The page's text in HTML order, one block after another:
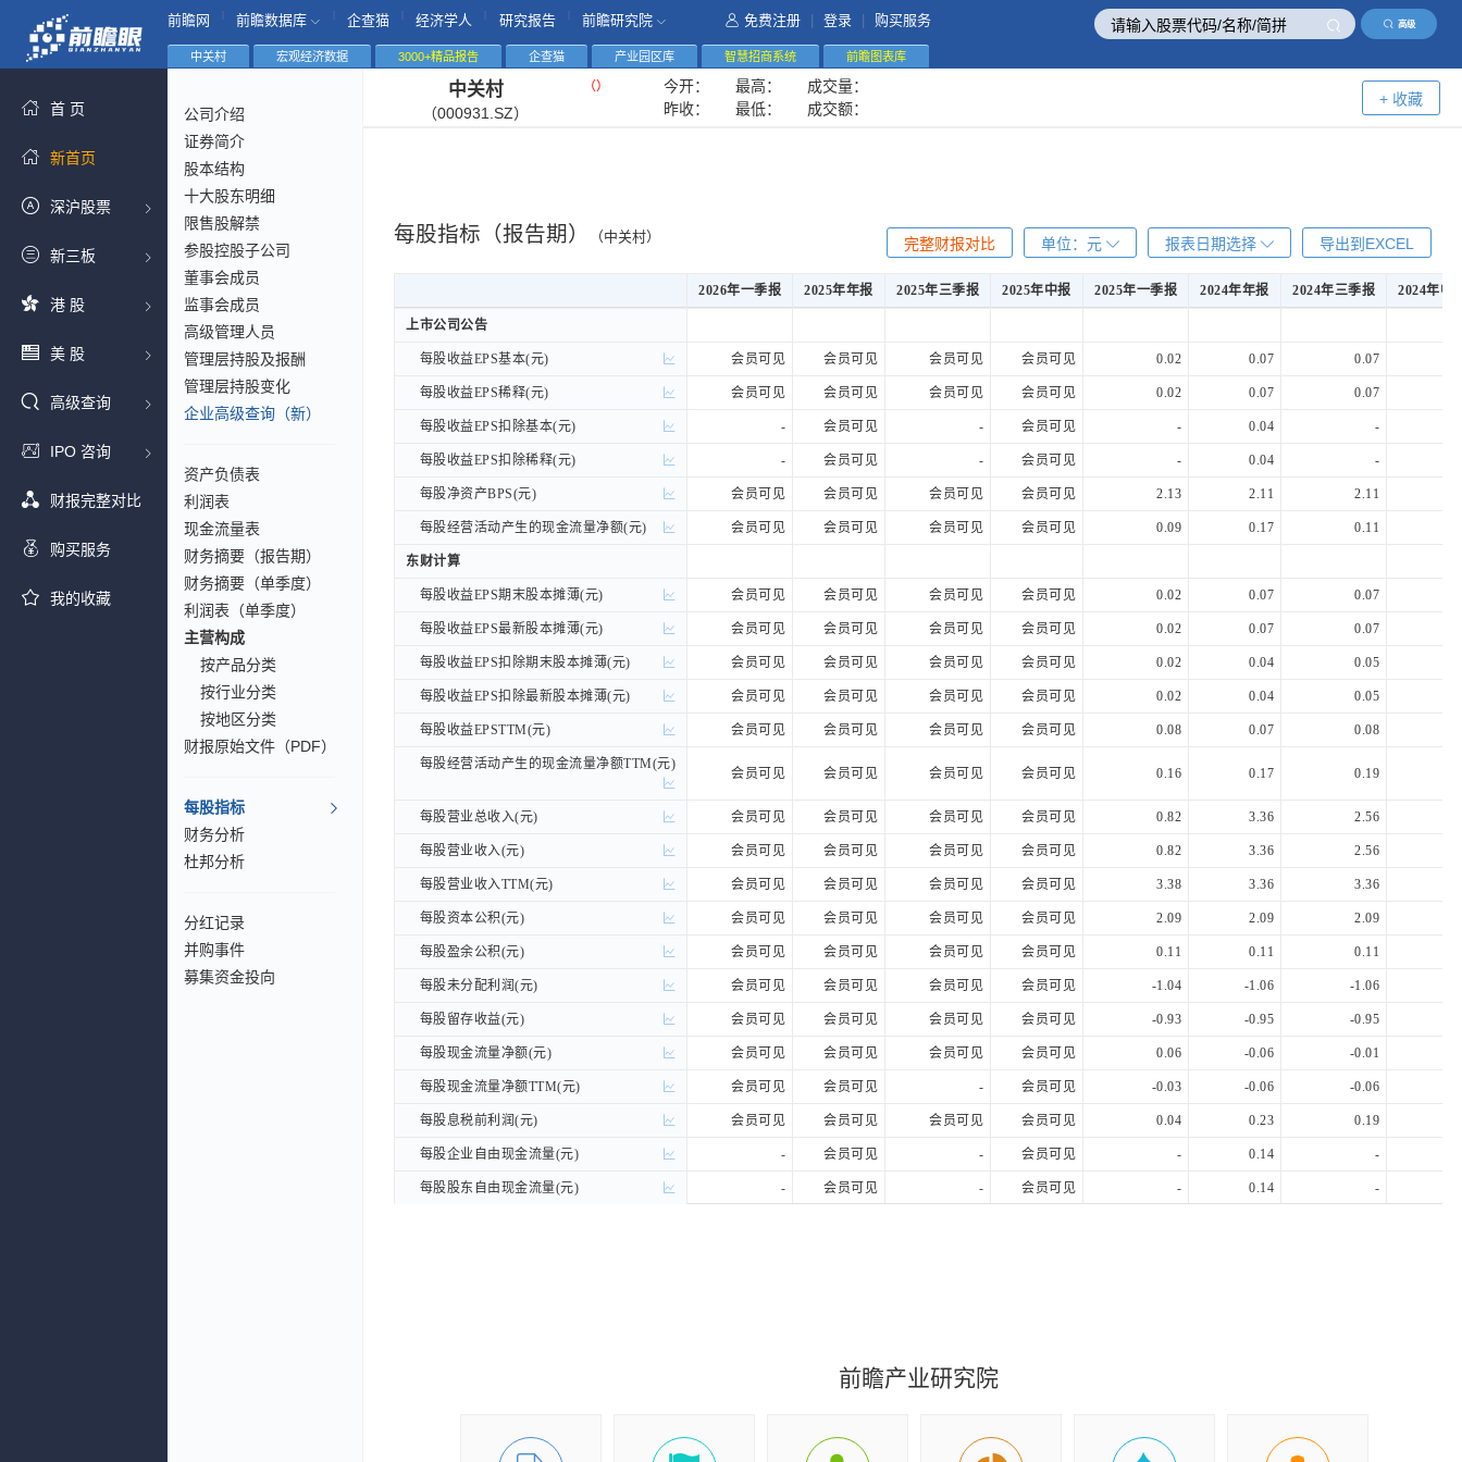
高级
前瞻网 前瞻数据库 企查猫 经济学人 研究报告 前瞻研究院 免费注册 登录 购买服务
首 页
新首页
深沪股票
新三板
港 股
美 股
高级查询
IPO 咨询
财报完整对比
购买服务
我的收藏
中关村 宏观经济数据 3000+精品报告 企查猫 产业园区库 智慧招商系统 前瞻图表库
公司介绍
证券简介
股本结构
十大股东明细
限售股解禁
参股控股子公司
董事会成员
监事会成员
高级管理人员
管理层持股及报酬
管理层持股变化
企业高级查询（新）
资产负债表
利润表
现金流量表
财务摘要（报告期）
财务摘要（单季度）
利润表（单季度）
主营构成
按产品分类
按行业分类
按地区分类
财报原始文件（PDF）
每股指标
财务分析
杜邦分析
分红记录
并购事件
募集资金投向
中关村
（000931.SZ）
（） 今开： 最高：
成交量：
昨收：
最低： 成交额：
+ 收藏
每股指标（报告期） （中关村） 导出到EXCEL
报表日期选择
单位： 元
完整财报对比
2026年一季报 2025年年报 2025年三季报 2025年中报 2025年一季报 2024年年报 2024年三季报
2024年中
上市公司公告
每股收益EPS基本(元) 会员可见 会员可见 会员可见 会员可见 0.02 0.07 0.07
每股收益EPS稀释(元) 会员可见 会员可见 会员可见 会员可见 0.02 0.07 0.07
每股收益EPS扣除基本(元) - 会员可见 - 会员可见 - 0.04 -
每股收益EPS扣除稀释(元) - 会员可见 - 会员可见 - 0.04 -
每股净资产BPS(元) 会员可见 会员可见 会员可见 会员可见 2.13 2.11 2.11
每股经营活动产生的现金流量净额(元) 会员可见 会员可见 会员可见 会员可见 0.09 0.17 0.11
东财计算
每股收益EPS期末股本摊薄(元) 会员可见 会员可见 会员可见 会员可见 0.02 0.07 0.07
每股收益EPS最新股本摊薄(元) 会员可见 会员可见 会员可见 会员可见 0.02 0.07 0.07
每股收益EPS扣除期末股本摊薄(元) 会员可见 会员可见 会员可见 会员可见 0.02 0.04 0.05
每股收益EPS扣除最新股本摊薄(元) 会员可见 会员可见 会员可见 会员可见 0.02 0.04 0.05
每股收益EPSTTM(元) 会员可见 会员可见 会员可见 会员可见 0.08 0.07 0.08
每股经营活动产生的现金流量净额TTM(元)
会员可见 会员可见 会员可见 会员可见 0.16 0.17 0.19
每股营业总收入(元) 会员可见 会员可见 会员可见 会员可见 0.82 3.36 2.56
每股营业收入(元) 会员可见 会员可见 会员可见 会员可见 0.82 3.36 2.56
每股营业收入TTM(元) 会员可见 会员可见 会员可见 会员可见 3.38 3.36 3.36
每股资本公积(元) 会员可见 会员可见 会员可见 会员可见 2.09 2.09 2.09
每股盈余公积(元) 会员可见 会员可见 会员可见 会员可见 0.11 0.11 0.11
每股未分配利润(元) 会员可见 会员可见 会员可见 会员可见 -1.04 -1.06 -1.06
每股留存收益(元) 会员可见 会员可见 会员可见 会员可见 -0.93 -0.95 -0.95
每股现金流量净额(元) 会员可见 会员可见 会员可见 会员可见 0.06 -0.06 -0.01
每股现金流量净额TTM(元) 会员可见 会员可见 - 会员可见 -0.03 -0.06 -0.06
每股息税前利润(元) 会员可见 会员可见 会员可见 会员可见 0.04 0.23 0.19
每股企业自由现金流量(元) - 会员可见 - 会员可见 - 0.14 -
每股股东自由现金流量(元) - 会员可见 - 会员可见 - 0.14 -
上市公司公告
每股收益EPS基本(元)
每股收益EPS稀释(元)
每股收益EPS扣除基本(元)
每股收益EPS扣除稀释(元)
每股净资产BPS(元)
每股经营活动产生的现金流量净额(元)
东财计算
每股收益EPS期末股本摊薄(元)
每股收益EPS最新股本摊薄(元)
每股收益EPS扣除期末股本摊薄(元)
每股收益EPS扣除最新股本摊薄(元)
每股收益EPSTTM(元)
每股经营活动产生的现金流量净额TTM(元)
每股营业总收入(元)
每股营业收入(元)
每股营业收入TTM(元)
每股资本公积(元)
每股盈余公积(元)
每股未分配利润(元)
每股留存收益(元)
每股现金流量净额(元)
每股现金流量净额TTM(元)
每股息税前利润(元)
每股企业自由现金流量(元)
每股股东自由现金流量(元)
前瞻产业研究院